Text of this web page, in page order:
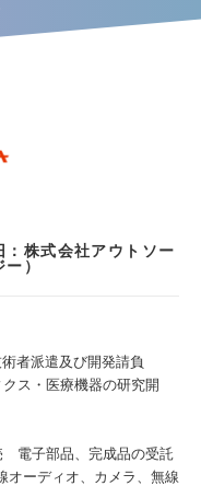
株式会社アウトソー
）
者派遣及び開発請負
ス・医療機器の研究開
電子部品、完成品の受託
オーディオ、カメラ、無線